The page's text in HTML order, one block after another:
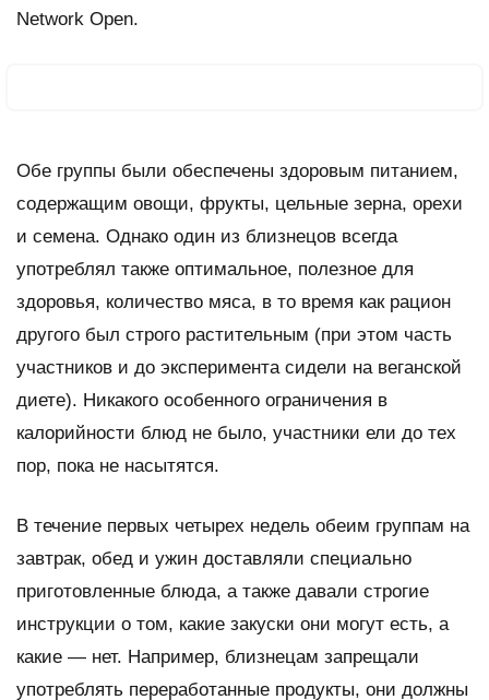
Network Open.
Обе группы были обеспечены здоровым питанием,
содержащим овощи, фрукты, цельные зерна, орехи
и семена. Однако один из близнецов всегда
употреблял также оптимальное, полезное для
здоровья, количество мяса, в то время как рацион
другого был строго растительным (при этом часть
участников и до эксперимента сидели на веганской
диете). Никакого особенного ограничения в
калорийности блюд не было, участники ели до тех
пор, пока не насытятся.
В течение первых четырех недель обеим группам на
завтрак, обед и ужин доставляли специально
приготовленные блюда, а также давали строгие
инструкции о том, какие закуски они могут есть, а
какие — нет. Например, близнецам запрещали
употреблять переработанные продукты, они должны